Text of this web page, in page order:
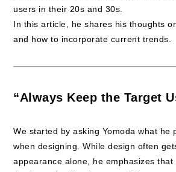
users in their 20s and 30s.
In this article, he shares his thoughts
and how to incorporate current trends.
“Always Keep the Target
We started by asking Yomoda what he
when designing. While design often
appearance alone, he emphasizes that